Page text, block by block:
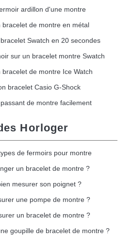
ardillon d'une montre
bracelet de montre en métal
Swatch en 20 secondes
sur un bracelet montre Swatch
bracelet de montre Ice Watch
bracelet Casio G-Shock
de montre facilement
Horloger
de fermoirs pour montre
un bracelet de montre ?
mesurer son poignet ?
une pompe de montre ?
un bracelet de montre ?
goupille de bracelet de montre ?